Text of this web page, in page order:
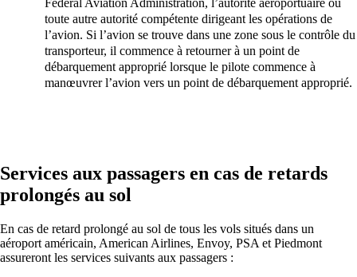
toute autre autorité compétente dirigeant les opérations de
l’avion. Si l’avion se trouve dans une zone sous le contrôle du
transporteur, il commence à retourner à un point de
débarquement approprié lorsque le pilote commence à
manœuvrer l’avion vers un point de débarquement approprié.
Services aux passagers en cas de retards
prolongés au sol
En cas de retard prolongé au sol de tous les vols situés dans un
aéroport américain, American Airlines, Envoy, PSA et Piedmont
assureront les services suivants aux passagers :